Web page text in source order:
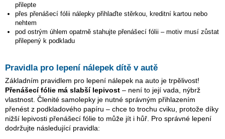
přilepte
přes přenášecí fólii nálepky přihlaďte stěrkou, kreditní kartou nebo
nehtem
pod ostrým úhlem opatrně stahujte přenášecí fólii – motiv musí zůstat
přilepený k podkladu
Pravidla pro lepení nálepek dítě v autě
Základním pravidlem pro lepení nálepek na auto je trpělivost!
Přenášecí fólie má slabší lepivost – není to její vada, nýbrž
vlastnost. Členité samolepky je nutné správným přihlazením
přenést z podkladového papíru – chce to trochu cviku, protože díky
nižší lepivosti přenášecí fólie to může jít i hůř. Pro správné lepení
dodržujte následující pravidla: